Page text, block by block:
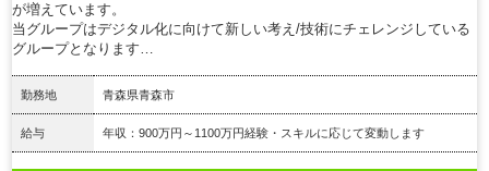
が増えています。
当グループはデジタル化に向けて新しい考え/技術にチェレンジしている
グループとなります…
勤務地 青森県青森市
給与 年収：900万円～1100万円経験・スキルに応じて変動します